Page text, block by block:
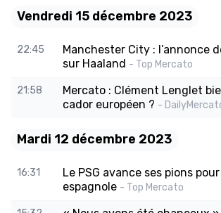
Vendredi 15 décembre 2023
22:45
Manchester City : l’annonce
sur Haaland - Top Mercato
21:58
Mercato : Clément Lenglet
cador européen ? -
Mardi 12 décembre 2023
16:31
Le PSG avance ses pions
espagnole - Top Mercato